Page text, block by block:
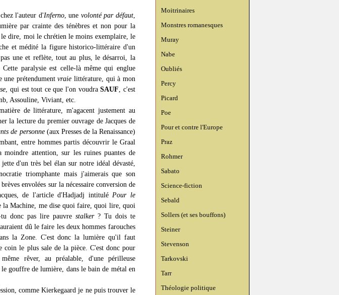
Moitrinaires
Monstres romanesques
Muray
Nabe
Oubliés
Percy
Picard
Poe
Pour et contre l'Europe
Praz
Rohmer
Sabato
Science-fiction
Sebald
Sollers (et ses bouffons)
Steiner
Stevenson
Tarkovski
Tarr
Théologie politique
l'auteur d'Inferno, une volonté par défaut,
par crainte des ténèbres et non pour la
dire, moi le chrétien le moins exemplaire, le
et médité la figure historico-littéraire d'un
une et reflète, tout au plus, le désarroi, la
paralysie est celle-là même qui englue
une prétendumentvraie littérature, qui à mon
, qui est tout ce que l'on voudraSAUF , c'est
Assouline, Viviant, etc.
de littérature, m'agacent justement au
la lecture du premier ouvrage de Jacques de
de personne(aux Presses de la Renaissance)
entre hommes partis découvrir le Graal
moindre attention, sur les ruines puantes de
d'un très bel élan sur notre idéal dévasté,
triomphante mais j'aimerais que son
envolées sur la nécessaire conversion de
de l'article d'Hadjadj intitulé Pour le
la Machine, me dise quoi faire, quoi lire, quoi
donc pas lire pauvrestalker? Tu dois te
dû le faire les deux hommes farouches
la Zone. C'est donc la lumière qu'il faut
coin le plus sale de la pièce. C'est donc pour
rêver, au préalable, d'une périlleuse
gouffre de lumière, dans le bain de métal en
comme Kierkegaard je ne puis trouver le